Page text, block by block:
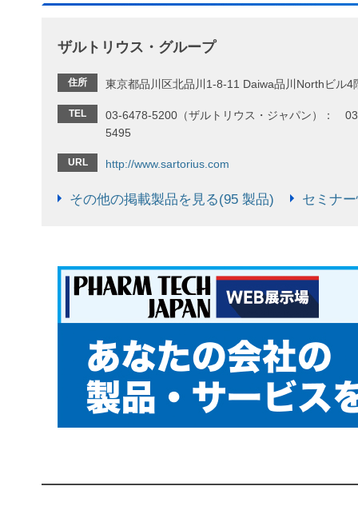
ザルトリウス・グループ
住所 東京都品川区北品川1-8-11 Daiwa品川Northビル4
TEL
03-6478-5200（ザルトリウス・ジャパン）：
5495
URL http://www.sartorius.com
その他の掲載製品を見る(95 製品) セミナ